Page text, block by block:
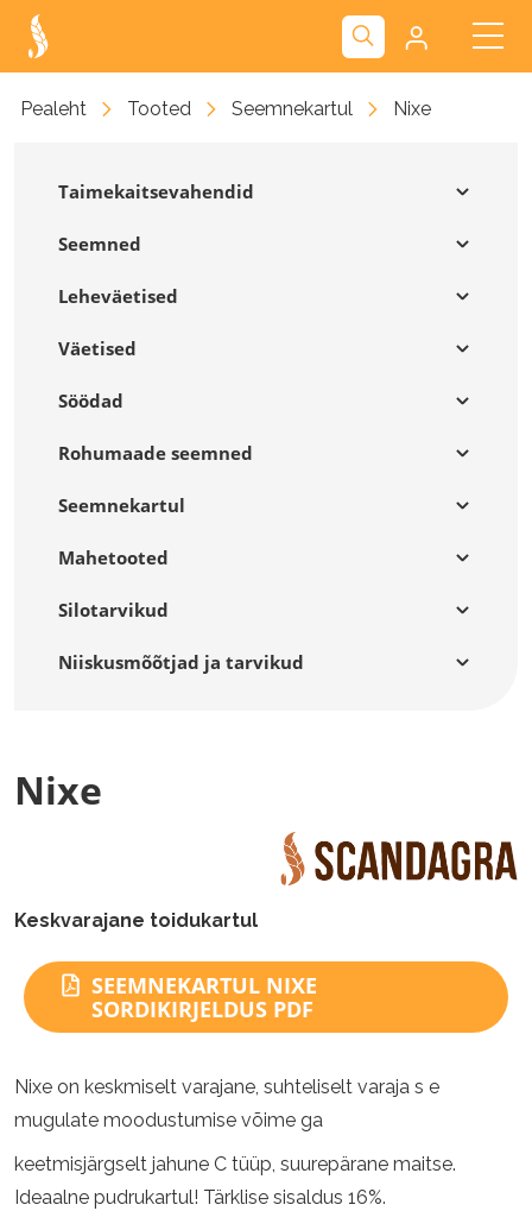
Kliendiportaal
Pealeht Tooted Seemnekartul Nixe
Taimekaitsevahendid
Seemned
Leheväetised
Väetised
Söödad
Rohumaade seemned
Seemnekartul
Mahetooted
Silotarvikud
Niiskusmõõtjad ja tarvikud
Nixe
Keskvarajane toidukartul
SEEMNEKARTUL NIXE
SORDIKIRJELDUS PDF
Nixe on keskmiselt varajane, suhteliselt varaja s e
mugulate moodustumise võime ga
keetmisjärgselt jahune C tüüp, suurepärane maitse.
Ideaalne pudrukartul! Tärklise sisaldus 16%.